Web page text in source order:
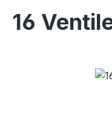
16
Bildergalerie